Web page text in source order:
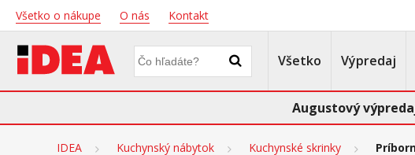
Všetko o nákupe O nás Kontakt
Všetko Výpredaj
Augustový
IDEA Kuchynský nábytok Kuchynské skrinky